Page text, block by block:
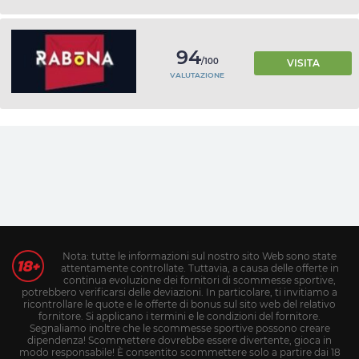
94/100
VALUTAZIONE
VISITA
Nota: tutte le informazioni sul nostro sito Web sono state
attentamente controllate. Tuttavia, a causa delle offerte in
continua evoluzione dei fornitori di scommesse sportive,
potrebbero verificarsi delle deviazioni. In particolare, ti invitiamo a
ricontrollare le quote e le offerte di bonus sul sito web del relativo
fornitore. Si applicano i termini e le condizioni del fornitore.
Segnaliamo inoltre che le scommesse sportive possono creare
dipendenza! Scommettere dovrebbe essere divertente, gioca in
modo responsabile! È consentito scommettere solo a partire dai 18